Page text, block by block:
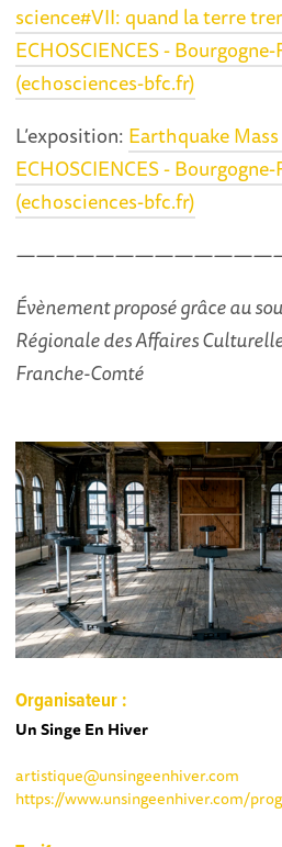
science#VII: quand la terre
ECHOSCIENCES -
(echosciences-bfc.fr)
L’exposition: Earthquake
ECHOSCIENCES -
(echosciences-bfc.fr)
Évènement proposé grâce au
Régionale des Affaires
Franche-Comté
Organisateur :
Un Singe En Hiver
artistique@unsingeenhiver.com
https://www.unsingeenhiver.com/